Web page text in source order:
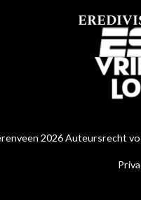
2026 Auteursrecht